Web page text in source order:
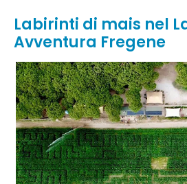
Labirinti di mais nel
Avventura Fregene